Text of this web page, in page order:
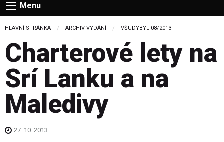
Menu
HLAVNÍ STRÁNKA ARCHIV VYDÁNÍ VŠUDYBYL 08/2013
Charterové lety na
Srí Lanku a na
Maledivy
27. 10. 2013